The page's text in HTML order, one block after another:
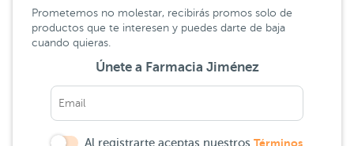
Prometemos no molestar, recibirás promos solo de
productos que te interesen y puedes darte de baja
cuando quieras.
Únete a Farmacia Jiménez
Al registrarte aceptas nuestros Términos